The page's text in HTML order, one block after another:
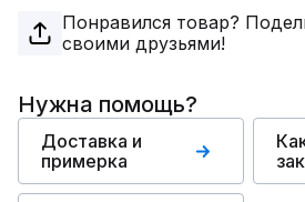
Понравился товар?
своими друзьями!
Нужна помощь?
Доставка и
примерка